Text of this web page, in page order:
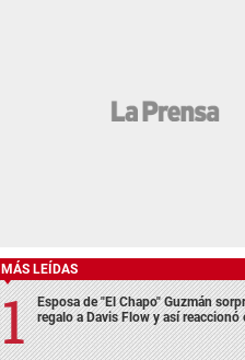
MÁS LEÍDAS
Esposa de "El Chapo" Guzmán
regalo a Davis Flow y así reaccionó